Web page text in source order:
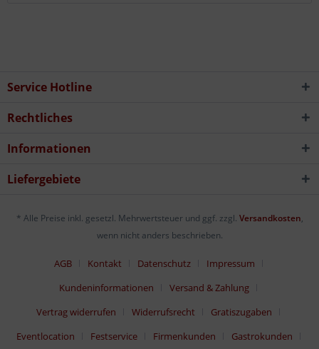
Service Hotline
Rechtliches
Informationen
Liefergebiete
* Alle Preise inkl. gesetzl. Mehrwertsteuer und ggf. zzgl. Versandkosten,
wenn nicht anders beschrieben.
AGB Kontakt Datenschutz
Impressum
Kundeninformationen
Versand & Zahlung
Vertrag widerrufen
Widerrufsrecht
Gratiszugaben
Eventlocation
Festservice Firmenkunden Gastrokunden